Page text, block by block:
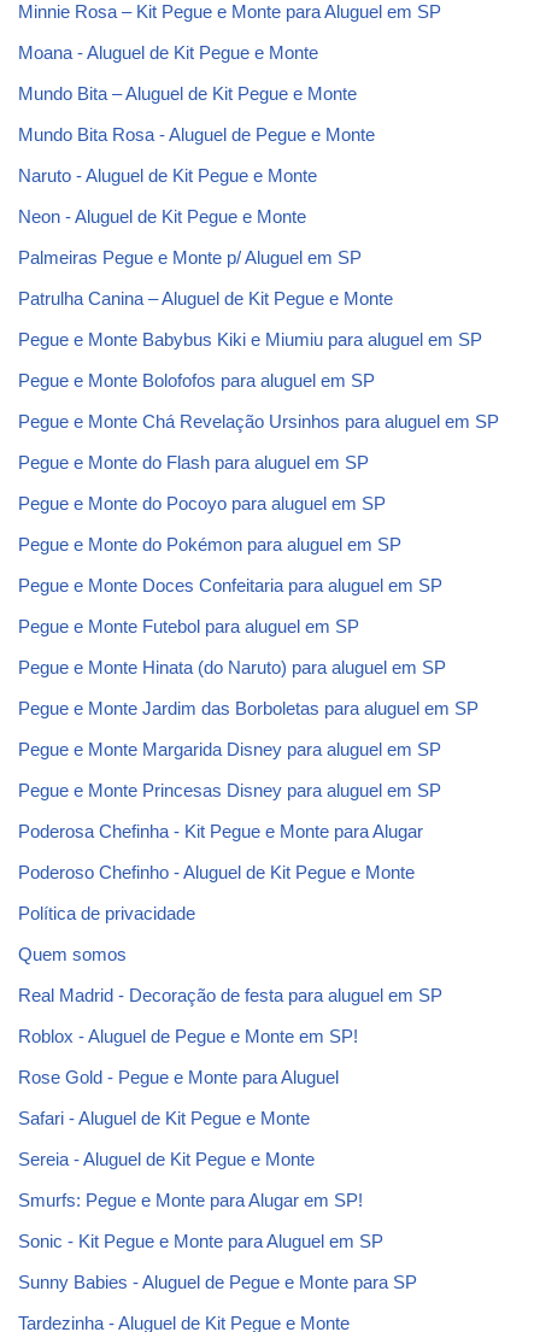
Minnie Rosa – Kit Pegue e Monte para Aluguel em SP
Moana - Aluguel de Kit Pegue e Monte
Mundo Bita – Aluguel de Kit Pegue e Monte
Mundo Bita Rosa - Aluguel de Pegue e Monte
Naruto - Aluguel de Kit Pegue e Monte
Neon - Aluguel de Kit Pegue e Monte
Palmeiras Pegue e Monte p/ Aluguel em SP
Patrulha Canina – Aluguel de Kit Pegue e Monte
Pegue e Monte Babybus Kiki e Miumiu para aluguel em SP
Pegue e Monte Bolofofos para aluguel em SP
Pegue e Monte Chá Revelação Ursinhos para aluguel em SP
Pegue e Monte do Flash para aluguel em SP
Pegue e Monte do Pocoyo para aluguel em SP
Pegue e Monte do Pokémon para aluguel em SP
Pegue e Monte Doces Confeitaria para aluguel em SP
Pegue e Monte Futebol para aluguel em SP
Pegue e Monte Hinata (do Naruto) para aluguel em SP
Pegue e Monte Jardim das Borboletas para aluguel em SP
Pegue e Monte Margarida Disney para aluguel em SP
Pegue e Monte Princesas Disney para aluguel em SP
Poderosa Chefinha - Kit Pegue e Monte para Alugar
Poderoso Chefinho - Aluguel de Kit Pegue e Monte
Política de privacidade
Quem somos
Real Madrid - Decoração de festa para aluguel em SP
Roblox - Aluguel de Pegue e Monte em SP!
Rose Gold - Pegue e Monte para Aluguel
Safari - Aluguel de Kit Pegue e Monte
Sereia - Aluguel de Kit Pegue e Monte
Smurfs: Pegue e Monte para Alugar em SP!
Sonic - Kit Pegue e Monte para Aluguel em SP
Sunny Babies - Aluguel de Pegue e Monte para SP
Tardezinha - Aluguel de Kit Pegue e Monte